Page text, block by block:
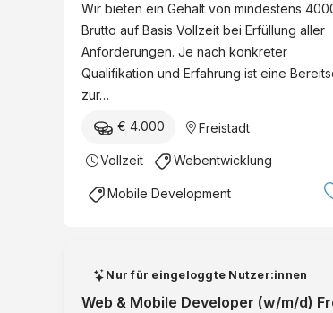
Wir bieten ein Gehalt von mindestens
Brutto auf Basis Vollzeit bei Erfüllung aller
Anforderungen. Je nach konkreter
Qualifikation und Erfahrung ist eine
zur…
€ 4.000 Freistadt
Vollzeit Webentwicklung
Mobile Development
Nur für eingeloggte Nutzer:innen
Web & Mobile Developer (w/m/d)